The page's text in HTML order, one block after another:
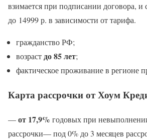
взимается при подписании договора, и
до 14999 р. в зависимости от тарифа.
гражданство РФ;
возрастдо 85 лет;
фактическое проживание в регионе
Карта рассрочки от Хоум
—от 17,9% годовых при
рассрочки— под 0% до 3 месяцев